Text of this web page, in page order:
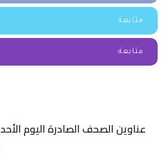
متابعة
متابعة
عناوين الصحف الصادرة اليوم الأحد 09 آب 2026